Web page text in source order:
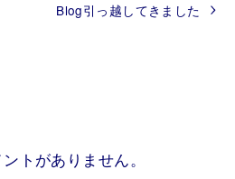
Blog引っ越してきました
トがありません。